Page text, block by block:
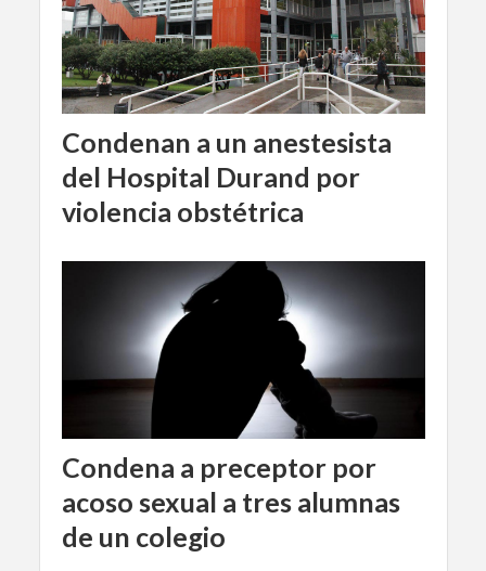
Condenan a un anestesista
del Hospital Durand por
violencia obstétrica
Condena a preceptor por
acoso sexual a tres alumnas
de un colegio